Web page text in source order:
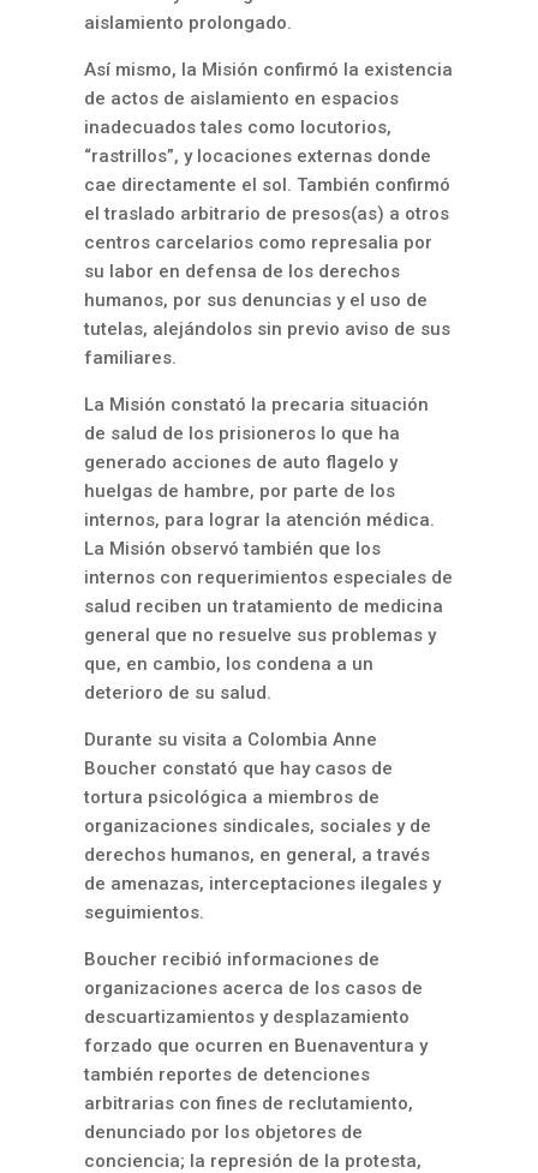
aislamiento prolongado.
Así mismo, la Misión confirmó la existencia
de actos de aislamiento en espacios
inadecuados tales como locutorios,
“rastrillos”, y locaciones externas donde
cae directamente el sol. También confirmó
el traslado arbitrario de presos(as) a otros
centros carcelarios como represalia por
su labor en defensa de los derechos
humanos, por sus denuncias y el uso de
tutelas, alejándolos sin previo aviso de sus
familiares.
La Misión constató la precaria situación
de salud de los prisioneros lo que ha
generado acciones de auto flagelo y
huelgas de hambre, por parte de los
internos, para lograr la atención médica.
La Misión observó también que los
internos con requerimientos especiales de
salud reciben un tratamiento de medicina
general que no resuelve sus problemas y
que, en cambio, los condena a un
deterioro de su salud.
Durante su visita a Colombia Anne
Boucher constató que hay casos de
tortura psicológica a miembros de
organizaciones sindicales, sociales y de
derechos humanos, en general, a través
de amenazas, interceptaciones ilegales y
seguimientos.
Boucher recibió informaciones de
organizaciones acerca de los casos de
descuartizamientos y desplazamiento
forzado que ocurren en Buenaventura y
también reportes de detenciones
arbitrarias con fines de reclutamiento,
denunciado por los objetores de
conciencia; la represión de la protesta,